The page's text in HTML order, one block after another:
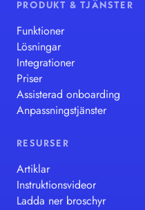
PRODUKT & TJÄNSTER
Funktioner
Lösningar
Integrationer
Priser
Assisterad onboarding
Anpassningstjänster
RESURSER
Artiklar
Instruktionsvideor
Ladda ner broschyr